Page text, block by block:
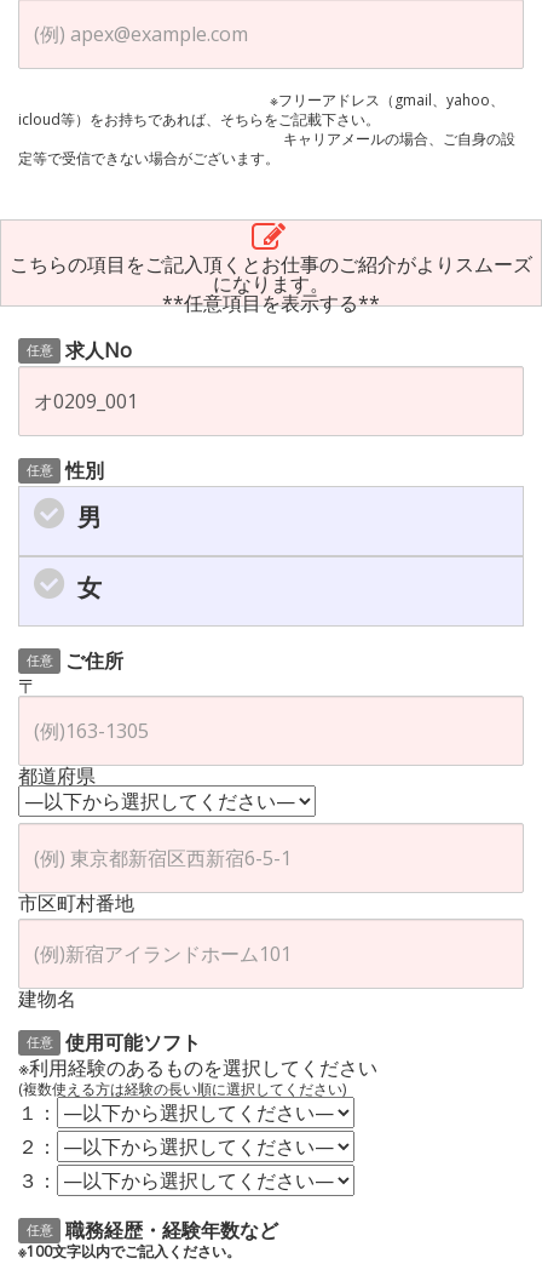
※フリーアドレス（gmail、yahoo、
icloud等）をお持ちであれば、そちらをご記載下さい。
キャリアメールの場合、ご自身の設
定等で受信できない場合がございます。
こちらの項目をご記入頂くとお仕事のご紹介がよりスムーズ
になります。
**任意項目を表示する**
任意 求人No
任意 性別
男
女
任意
ご住所
〒
都道府県
市区町村番地
建物名
任意
使用可能ソフト
※利用経験のあるものを選択してください
(複数使える方は経験の長い順に選択してください)
１：
２：
３：
任意 職務経歴・経験年数など
※100文字以内でご記入ください。